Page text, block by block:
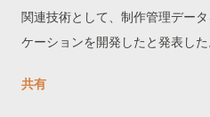
関連技術として、制作管理デー
ケーションを開発したと発表し
制作管理データをメタデータとし
共有